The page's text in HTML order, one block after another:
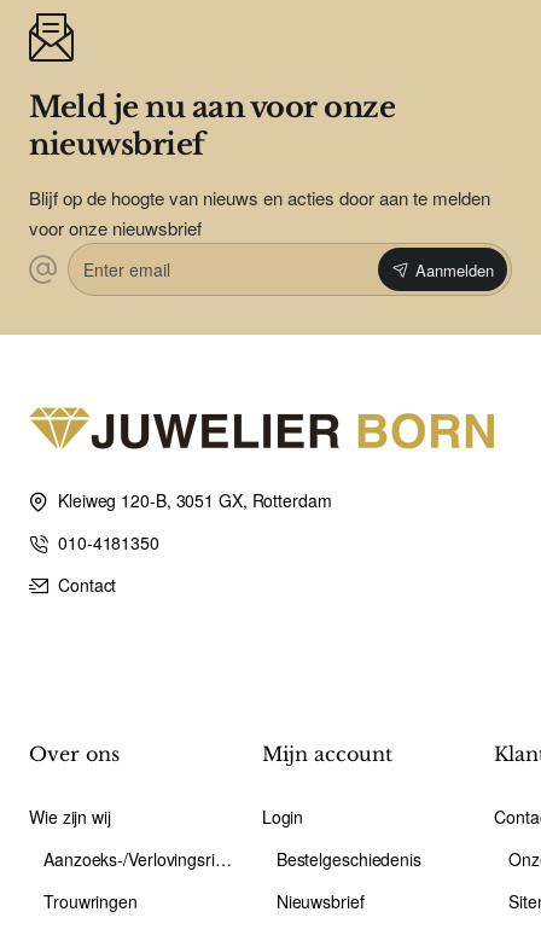
Meld je nu aan voor onze
nieuwsbrief
Blijf op de hoogte van nieuws en acties door aan te melden
voor onze nieuwsbrief
Enter
email
Aanmelden
Kleiweg 120-B, 3051 GX, Rotterdam
010-4181350
Contact
Over ons
Wie zijn wij
Aanzoeks-/Verlovingsring
Trouwringen
Mijn account
Login
Bestelgeschiedenis
Nieuwsbrief